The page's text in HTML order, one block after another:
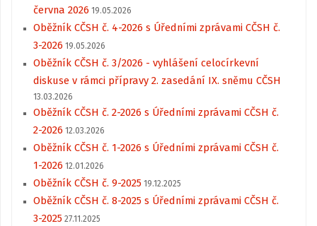
června 2026 19.05.2026
Oběžník CČSH č. 4-2026 s Úředními zprávami CČSH č.
3-2026 19.05.2026
Oběžník CČSH č. 3/2026 - vyhlášení celocírkevní
diskuse v rámci přípravy 2. zasedání IX. sněmu CČSH
13.03.2026
Oběžník CČSH č. 2-2026 s Úředními zprávami CČSH č.
2-2026 12.03.2026
Oběžník CČSH č. 1-2026 s Úředními zprávami CČSH č.
1-2026 12.01.2026
Oběžník CČSH č. 9-2025 19.12.2025
Oběžník CČSH č. 8-2025 s Úředními zprávami CČSH č.
3-2025 27.11.2025